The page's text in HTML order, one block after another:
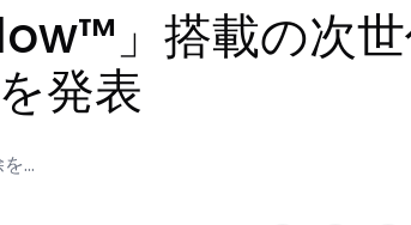
」搭載の次世
発表
…